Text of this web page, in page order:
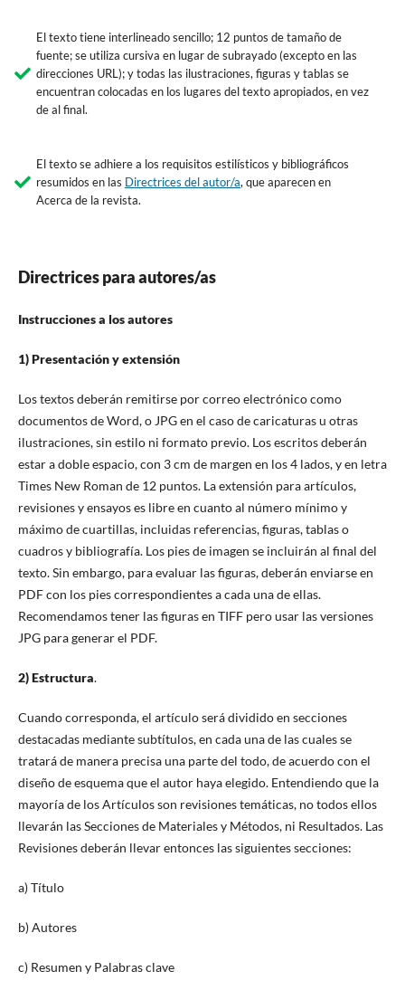
El texto tiene interlineado sencillo; 12 puntos de tamaño de
fuente; se utiliza cursiva en lugar de subrayado (excepto en las
direcciones URL); y todas las ilustraciones, figuras y tablas se
encuentran colocadas en los lugares del texto apropiados, en vez
de al final.
El texto se adhiere a los requisitos estilísticos y bibliográficos
resumidos en las Directrices del autor/a, que aparecen en
Acerca de la revista.
Directrices para autores/as
Instrucciones a los autores
1) Presentación y extensión
Los textos deberán remitirse por correo electrónico como
documentos de Word, o JPG en el caso de caricaturas u otras
ilustraciones, sin estilo ni formato previo. Los escritos deberán
estar a doble espacio, con 3 cm de margen en los 4 lados, y en letra
Times New Roman de 12 puntos. La extensión para artículos,
revisiones y ensayos es libre en cuanto al número mínimo y
máximo de cuartillas, incluidas referencias, figuras, tablas o
cuadros y bibliografía. Los pies de imagen se incluirán al final del
texto. Sin embargo, para evaluar las figuras, deberán enviarse en
PDF con los pies correspondientes a cada una de ellas.
Recomendamos tener las figuras en TIFF pero usar las versiones
JPG para generar el PDF.
2) Estructura.
Cuando corresponda, el artículo será dividido en secciones
destacadas mediante subtítulos, en cada una de las cuales se
tratará de manera precisa una parte del todo, de acuerdo con el
diseño de esquema que el autor haya elegido. Entendiendo que la
mayoría de los Artículos son revisiones temáticas, no todos ellos
llevarán las Secciones de Materiales y Métodos, ni Resultados. Las
Revisiones deberán llevar entonces las siguientes secciones:
a) Título
b) Autores
c) Resumen y Palabras clave